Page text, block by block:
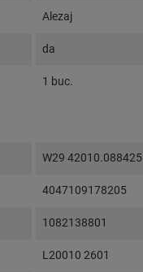
Alezaj
da
1 buc.
W29 42010.088425
4047109178205
1082138801
L20010 2601